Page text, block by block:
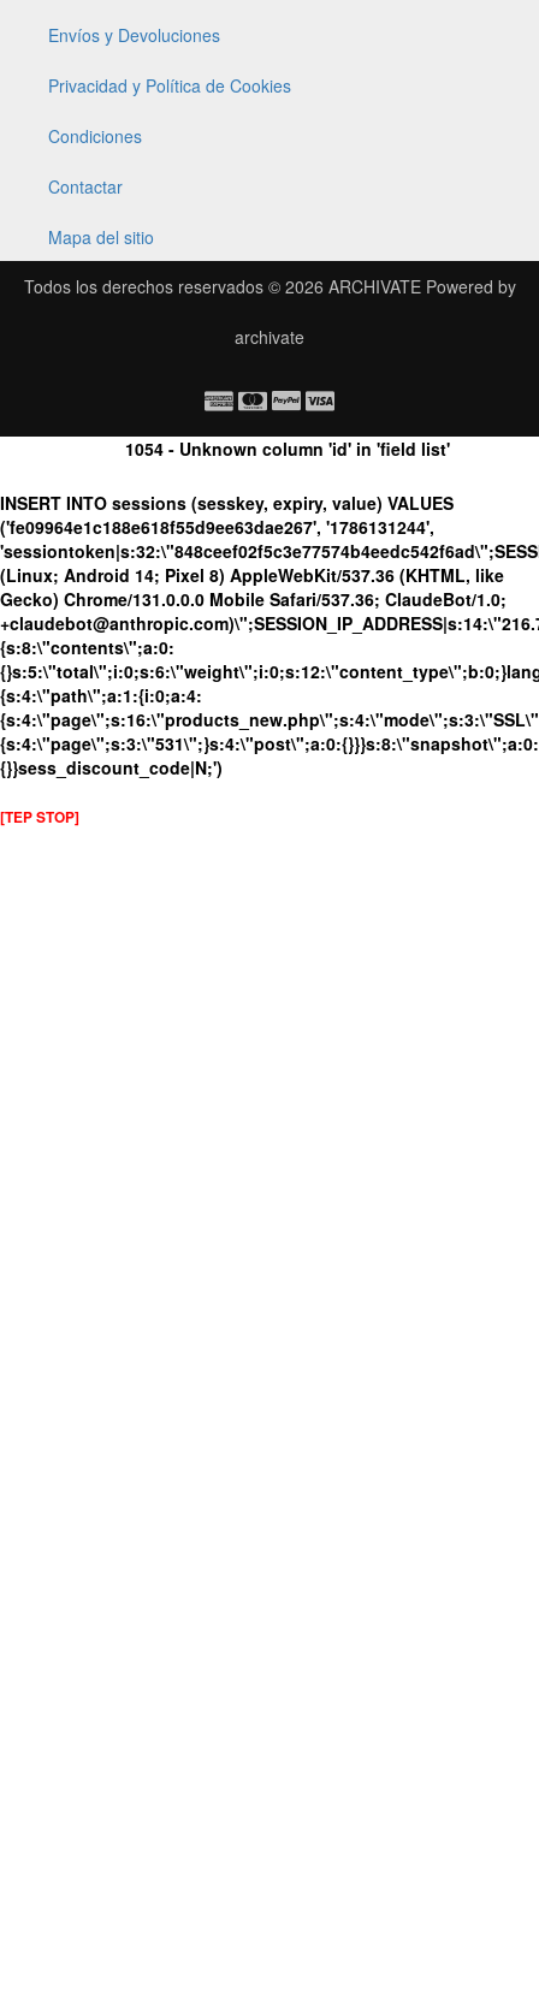
Envíos y Devoluciones
Privacidad y Política de Cookies
Condiciones
Contactar
Mapa del sitio
Todos los derechos reservados © 2026 ARCHIVATEPowered by
archivate
1054 - Unknown column 'id' in 'field list'
INSERT INTO sessions (sesskey, expiry, value) VALUES
('fe09964e1c188e618f55d9ee63dae267', '1786131244',
(Linux; Android 14; Pixel 8) AppleWebKit/537.36 (KHTML, like
Gecko) Chrome/131.0.0.0 Mobile Safari/537.36; ClaudeBot/1.0;
{s:8:\"contents\";a:0:
{s:4:\"path\";a:1:{i:0;a:4:
{s:4:\"page\";s:3:\"531\";}s:4:\"post\";a:0:{}}}s:8:\"snapshot\";a:0:
{}}sess_discount_code|N;')
[TEP STOP]